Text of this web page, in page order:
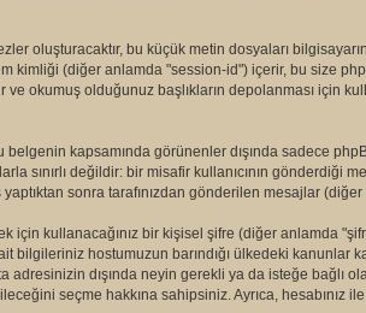
oluşturacaktır, bu küçük metin dosyaları
(diğer anlamda "session-id") içerir, bu size
okumuş olduğunuz başlıkların depolanması için
kapsamında görünenler dışında sadece
sınırlı değildir: bir misafir kullanıcının gönderdiği
sonra tarafınızdan gönderilen mesajlar (diğer
için kullanacağınız bir kişisel şifre (diğer anlamda
hostumuzun barındığı ülkedeki kanunlar
adresinizin dışında neyin gerekli ya da isteğe bağlı
seçme hakkına sahipsiniz. Ayrıca, hesabınız ile,